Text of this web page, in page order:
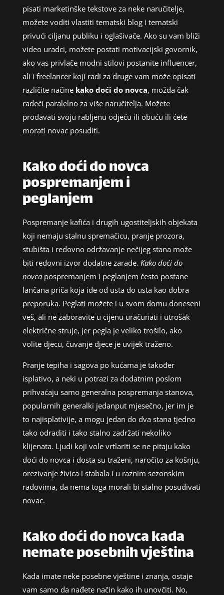
pisati marketinške tekstove za neke naručitelje,
možete voditi vlastiti tematski blog i tematski
privući ciljanu publiku i oglašivače. Ako su vam bliži
video uradci, možete postati motivacijski govornik,
ako vas privlače modni stilovi postanite influencer,
ali i freelancer koji radi za druge vam može opisati
različite načine kako doći do novca, možda čak
radeći paralelno za više naručitelja. Možete
prodavati svoju rabljenu odjeću ili obuću ili ćete
morati novac posuditi.
Kako doći do novca
pospremanjem i
peglanjem
Pospremanje kafića i drugih ugostiteljskih objekata
koji nemaju stalnu spremačicu, pranje prozora,
stubišta i redovno održavanje nečijeg stana može
biti redovni izvor dodatne zarade. Kako doći do
novcapospremanjem i peglanjem često postane
lančana priča koja ide od usta do usta kao dobra
preporuka. Peglati možete i u svom domu doneseni
veš, ali ne zaboravite u cijenu uračunati i utrošak
električne struje, jer pegla je veliko trošilo, ako
volite djecu, čuvanje djece je uvijek traženo.
Pranje tepiha i sagova po kućama je također
isplativo, a neki u potrazi za dodatnim poslom
prihvaćaju samo generalna pospremanja stanova,
popularnih generalki jedanput mjesečno, jer im je
to najisplativije, a mogu jedan do dva stana tjedno
tako odraditi i tako stalno zadržati nekoliko
klijenata. Ljudi koji vole vrtlariti se ne pitaju kako
doći do novca i dosta su traženi, naročito za košnju,
orezivanje živica i stabala i u raznim sezonskim
radovima, da nema toga morali bi stalno posuđivati
novac.
Kako doći do novca kada
nemate posebnih vještina
Kada imate neke posebne vještine i znanja, ostaje
vam samo da nađete način kako ih unovčiti. No,